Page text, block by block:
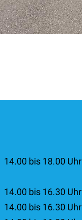
14.00 bis 18.00 Uhr
14.00 bis 16.30 Uhr
14.00 bis 16.30 Uhr